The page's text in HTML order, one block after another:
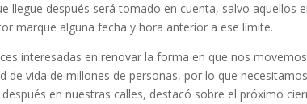
llegue después será tomado en cuenta, salvo aquellos
marque alguna fecha y hora anterior a ese límite.
interesadas en renovar la forma en que nos
de vida de millones de personas, por lo que
en nuestras calles, destacó sobre el próximo